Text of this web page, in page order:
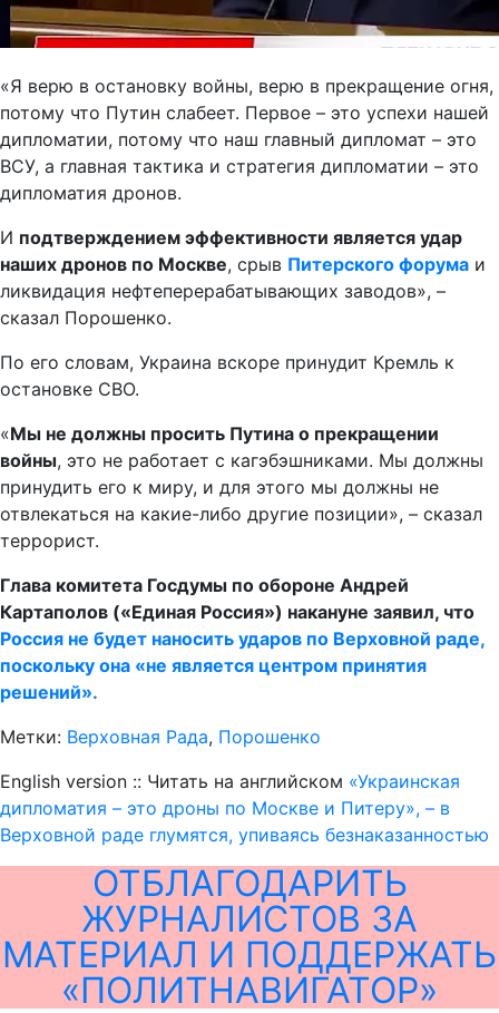
«Я верю в остановку войны, верю в прекращение огня,
потому что Путин слабеет. Первое – это успехи нашей
дипломатии, потому что наш главный дипломат – это
ВСУ, а главная тактика и стратегия дипломатии – это
дипломатия дронов.
И подтверждением эффективности является удар
наших дронов по Москве, срыв Питерского форума и
ликвидация нефтеперерабатывающих заводов», –
сказал Порошенко.
По его словам, Украина вскоре принудит Кремль к
остановке СВО.
«Мы не должны просить Путина о прекращении
войны, это не работает с кагэбэшниками. Мы должны
принудить его к миру, и для этого мы должны не
отвлекаться на какие-либо другие позиции», – сказал
террорист.
Глава комитета Госдумы по обороне Андрей
Картаполов («Единая Россия») накануне заявил, что
Россия не будет наносить ударов по Верховной раде,
поскольку она «не является центром принятия
решений».
Метки: Верховная Рада, Порошенко
English version :: Читать на английском «Украинская
дипломатия – это дроны по Москве и Питеру», – в
Верховной раде глумятся, упиваясь безнаказанностью
ОТБЛАГОДАРИТЬ
ЖУРНАЛИСТОВ ЗА
МАТЕРИАЛ И ПОДДЕРЖАТЬ
«ПОЛИТНАВИГАТОР»